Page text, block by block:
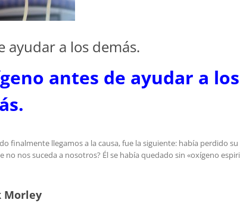
ayudar a los demás.
antes de ayudar a los
finalmente llegamos a la causa, fue la siguiente: había perdido su
nos suceda a nosotros? Él se había quedado sin «oxígeno
Morley